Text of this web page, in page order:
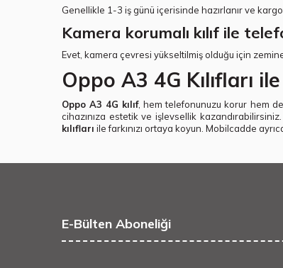
Genellikle 1-3 iş günü içerisinde hazırlanır ve
Kamera korumalı kılıf ile
Evet, kamera çevresi yükseltilmiş olduğu için
Oppo A3 4G Kılıfları ile
Oppo A3 4G kılıf, hem telefonunuzu korur hem de
cihazınıza estetik ve işlevsellik
kılıfları ile farkınızı ortaya koyun. Mobilcadde
E-Bülten Aboneliği